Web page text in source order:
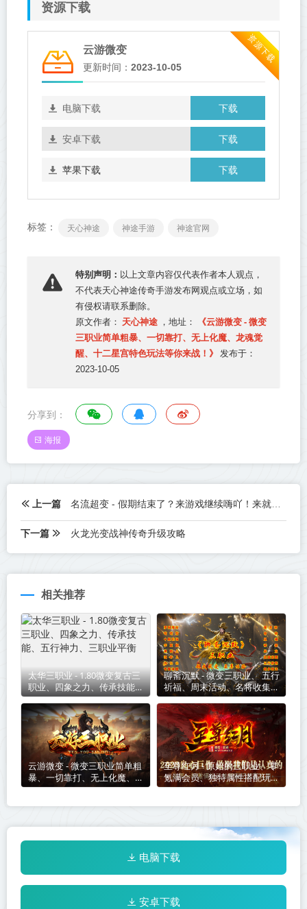
资源下载
资源下载
云游微变
更新时间： 2023-10-05
下载
电脑下载
下载
安卓下载
下载
苹果下载
标签： 天心神途 神途手游 神途官网
特别声明： 以上文章内容仅代表作者本人观点，
不代表天心神途传奇手游发布网观点或立场，如
有侵权请联系删除。
原文作者： 天心神途 ，地址：
《云游微变 - 微变
三职业简单粗暴、一切靠打、无上化魔、龙魂觉
醒、十二星宫特色玩法等你来战！》
发布于：
2023-10-05
分享到：
海报
上一篇 名流超变 - 假期结束了？来游戏继续嗨吖！来就送1000路费、累充礼包免费领！！！
下一篇 火龙光变战神传奇升级攻略
相关推荐
太华三职业 - 1.80微变复古三
职业、四象之力、传承技能、
五行神力、三职业平衡
聊斋沉默 - 微变三职业、 五行
祈福、周末活动、名将收集、
武器觉醒、上百种专属BUFF
自行搭配！
云游微变 - 微变三职业简单粗
暴、一切靠打、无上化魔、龙
魂觉醒、十二星宫特色玩法等
至尊红月 - 原始的三职业、零
氪满会员、独特属性搭配玩法
新颖、所有地图都有可能出终
电脑下载
安卓下载